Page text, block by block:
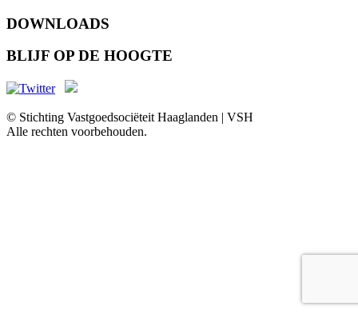
DOWNLOADS
BLIJF OP DE HOOGTE
© Stichting Vastgoedsociëteit Haaglanden | VSH
Alle rechten voorbehouden.